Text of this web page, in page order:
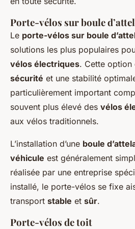
Porte-vélos sur boule
Le porte-vélos sur boule
solutions les plus populaires
vélos électriques. Cette option
sécurité et une stabilité
particulièrement important
souvent plus élevé des vélos
aux vélos traditionnels.
L’installation d’une boule
véhicule est généralement
réalisée par une entreprise
installé, le porte-vélos se fixe
transport stable et sûr.
Porte-vélos de toit